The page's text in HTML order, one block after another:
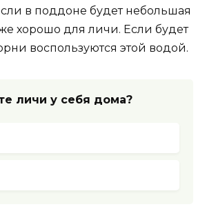
в поддоне будет небольшая
хорошо для личи. Если будет
воспользуются этой водой.
личи у себя дома?